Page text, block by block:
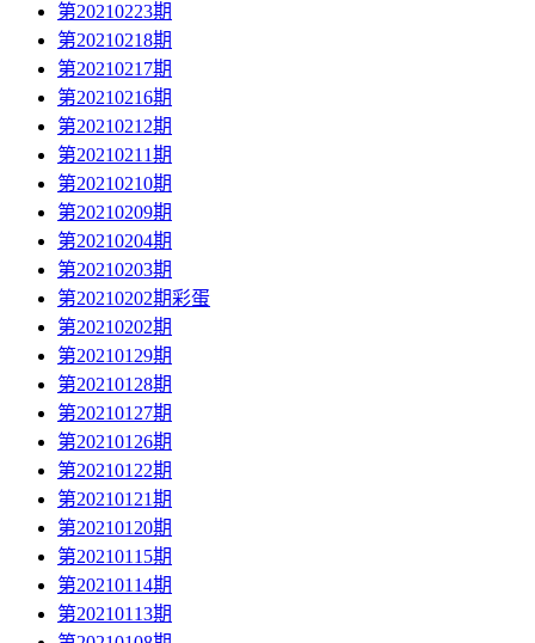
第20210223期
第20210218期
第20210217期
第20210216期
第20210212期
第20210211期
第20210210期
第20210209期
第20210204期
第20210203期
第20210202期彩蛋
第20210202期
第20210129期
第20210128期
第20210127期
第20210126期
第20210122期
第20210121期
第20210120期
第20210115期
第20210114期
第20210113期